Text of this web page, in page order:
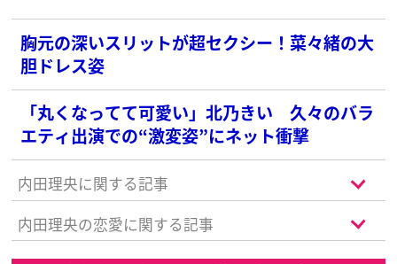
胸元の深いスリットが超セクシー！菜々緒の大
胆ドレス姿
「丸くなってて可愛い」北乃きい 久々のバラ
エティ出演での“激変姿”にネット衝撃
内田理央に関する記事
内田理央の恋愛に関する記事